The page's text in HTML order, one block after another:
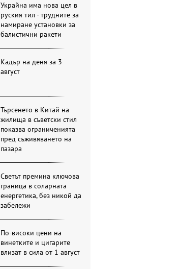
Украйна има нова цел в
руския тил - трудните за
намиране установки за
балистични ракети
Кадър на деня за 3
август
Търсенето в Китай на
жилища в съветски стил
показва ограниченията
пред съживяването на
пазара
Светът премина ключова
граница в соларната
енергетика, без никой да
забележи
По-високи цени на
винетките и цигарите
влизат в сила от 1 август